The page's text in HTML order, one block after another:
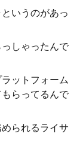
いうのがあっ
しゃったんで
ットフォーム
らってるんで
られるライサ